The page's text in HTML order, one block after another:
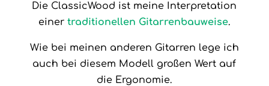
Die ClassicWood ist meine Interpretation
einertraditionellen Gitarrenbauweise.
Wie bei meinen anderen Gitarren lege ich
auch bei diesem Modell großen Wert auf
die Ergonomie.